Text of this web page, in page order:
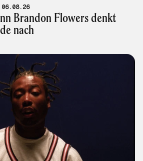
veröffentlicht am: 06.08.26
Brandon Flowers denkt
nach